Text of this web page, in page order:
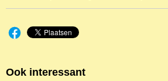
Ook interessant